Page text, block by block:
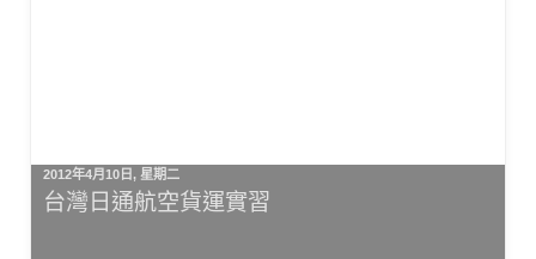
2012年4月10日, 星期二
台灣日通航空貨運實習